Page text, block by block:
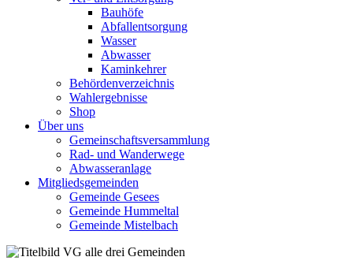
Bauhöfe
Abfallentsorgung
Wasser
Abwasser
Kaminkehrer
Behördenverzeichnis
Wahlergebnisse
Shop
Über uns
Gemeinschaftsversammlung
Rad- und Wanderwege
Abwasseranlage
Mitgliedsgemeinden
Gemeinde Gesees
Gemeinde Hummeltal
Gemeinde Mistelbach